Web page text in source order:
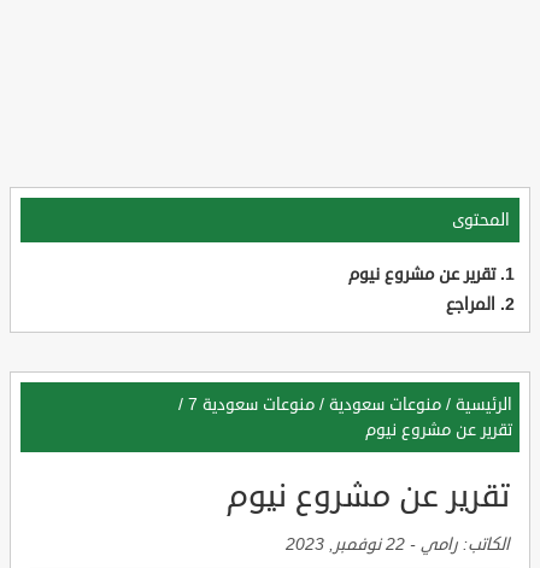
المحتوى
تقرير عن مشروع نيوم
المراجع
الرئيسية / منوعات سعودية / منوعات سعودية 7
/
تقرير عن مشروع نيوم
تقرير عن مشروع نيوم
الكاتب: رامي - 22 نوفمبر, 2023